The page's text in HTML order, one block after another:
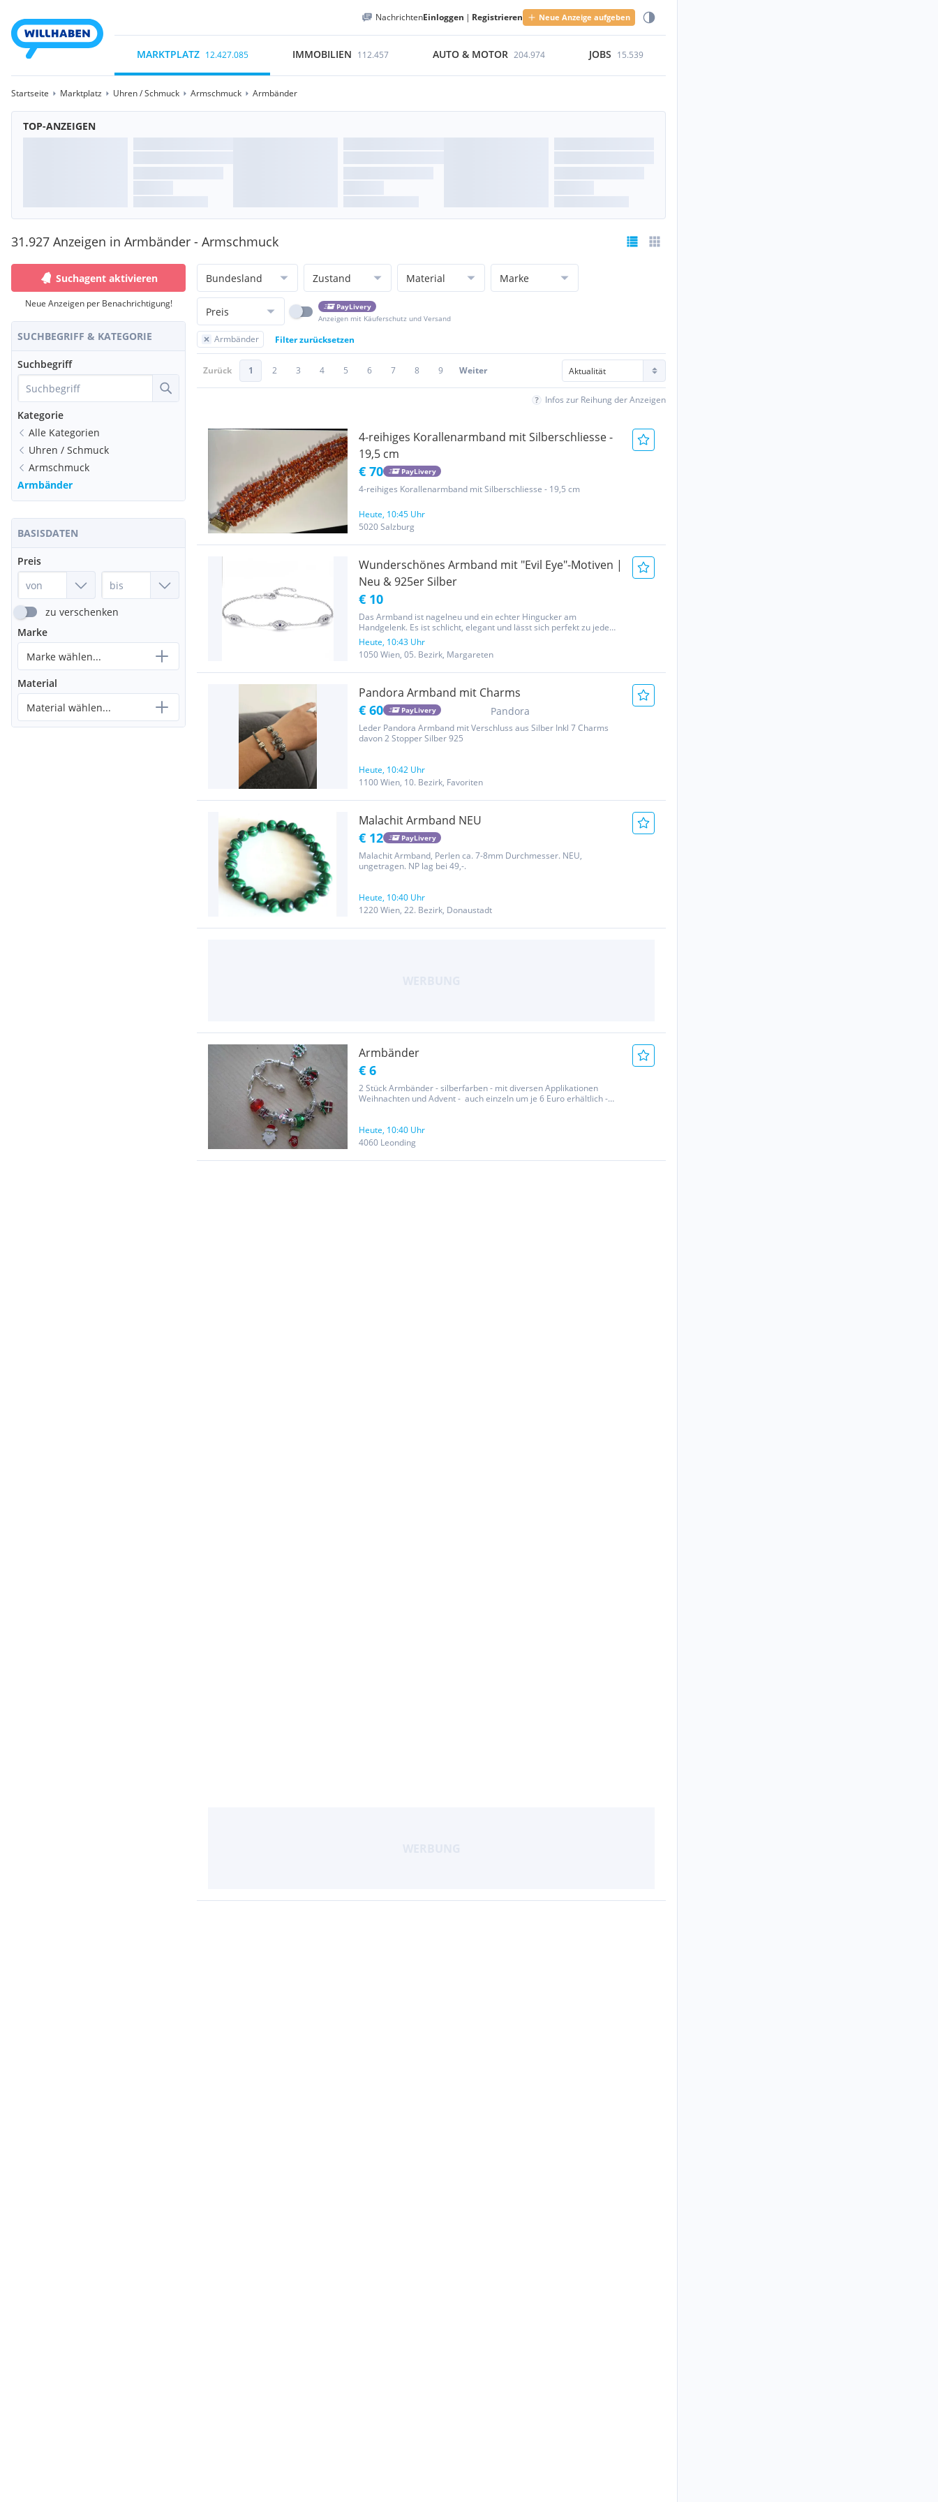
NachrichtenEinloggen | Registrieren Neue Anzeige aufgeben
MARKTPLATZ 12.427.085 IMMOBILIEN 112.457 AUTO & MOTOR 204.974 JOBS 15.539
Startseite Marktplatz Uhren / Schmuck Armschmuck Armbänder
TOP-ANZEIGEN
31.927 Anzeigen in Armbänder - Armschmuck
Suchagent aktivieren
Neue Anzeigen per Benachrichtigung!
SUCHBEGRIFF & KATEGORIE
Suchbegriff
Kategorie
Alle Kategorien
Uhren / Schmuck
Armschmuck
Armbänder
BASISDATEN
Preis
zu verschenken
Marke
Marke wählen...
Material
Material wählen...
Bundesland Zustand Material Marke
Preis
PayLivery
Anzeigen mit Käuferschutz und Versand
Armbänder Filter zurücksetzen
Zurück 1 2 3 4 5 6 7 8 9 Weiter
Infos zur Reihung der Anzeigen
4-reihiges Korallenarmband mit Silberschliesse -
19,5 cm
€ 70 PayLivery
4-reihiges Korallenarmband mit Silberschliesse - 19,5 cm
Heute, 10:45 Uhr
5020 Salzburg
Wunderschönes Armband mit "Evil Eye"-Motiven |
Neu & 925er Silber
€ 10
Das Armband ist nagelneu und ein echter Hingucker am
Handgelenk. Es ist schlicht, elegant und lässt sich perfekt zu jedem
Outfit kombinieren – egal ob im Alltag oder zu einem besonderen
Anlass. Hier die wichtigsten Details: Material: Hochwertiges 925er...
Heute, 10:43 Uhr
1050 Wien, 05. Bezirk, Margareten
Pandora Armband mit Charms
€ 60 PayLivery Pandora
Leder Pandora Armband mit Verschluss aus Silber Inkl 7 Charms
davon 2 Stopper Silber 925
Heute, 10:42 Uhr
1100 Wien, 10. Bezirk, Favoriten
Malachit Armband NEU
€ 12 PayLivery
Malachit Armband, Perlen ca. 7-8mm Durchmesser. NEU,
ungetragen. NP lag bei 49,-.
Heute, 10:40 Uhr
1220 Wien, 22. Bezirk, Donaustadt
Armbänder
€ 6
2 Stück Armbänder - silberfarben - mit diversen Applikationen
Weihnachten und Advent - auch einzeln um je 6 Euro erhältlich -
Heute, 10:40 Uhr
4060 Leonding